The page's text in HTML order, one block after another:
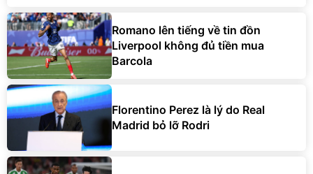
Romano lên tiếng về tin đồn
Liverpool không đủ tiền mua
Barcola
Florentino Perez là lý do Real
Madrid bỏ lỡ Rodri